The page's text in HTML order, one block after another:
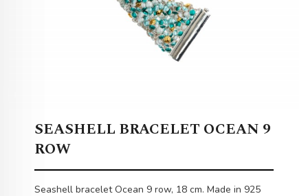
SEASHELL BRACELET OCEAN 9
ROW
Seashell bracelet Ocean 9 row, 18 cm. Made in 925